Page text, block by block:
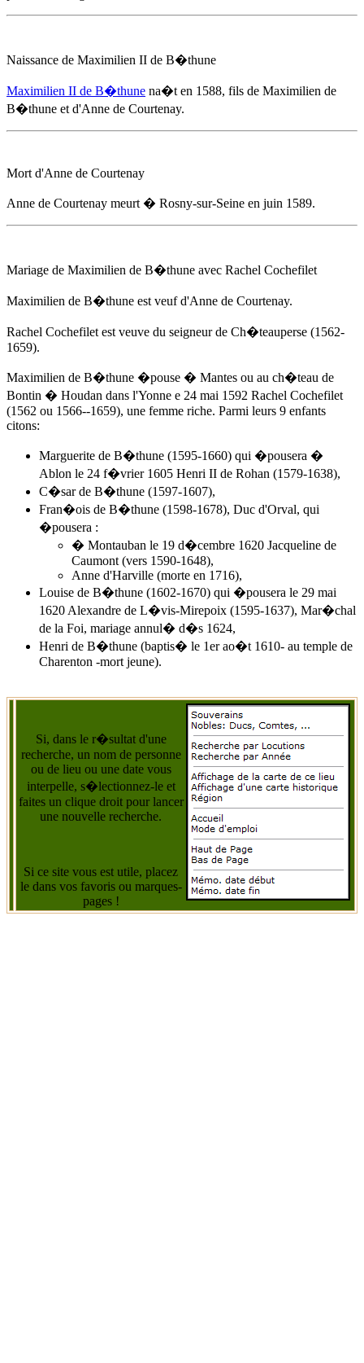
Naissance de Maximilien II de B�thune
Maximilien II de B�thune na�t en 1588, fils de Maximilien de
B�thune et d'Anne de Courtenay.
Mort d'Anne de Courtenay
Anne de Courtenay meurt � Rosny-sur-Seine en juin 1589.
Mariage de Maximilien de B�thune avec Rachel Cochefilet
Maximilien de B�thune est veuf d'Anne de Courtenay.
Rachel Cochefilet est veuve du seigneur de Ch�teauperse (1562-
1659).
Maximilien de B�thune �pouse � Mantes ou au ch�teau de
Bontin � Houdan dans l'Yonne e 24 mai 1592 Rachel Cochefilet
(1562 ou 1566--1659), une femme riche. Parmi leurs 9 enfants
citons:
Marguerite de B�thune (1595-1660) qui �pousera �
Ablon le 24 f�vrier 1605 Henri II de Rohan (1579-1638),
C�sar de B�thune (1597-1607),
Fran�ois de B�thune (1598-1678), Duc d'Orval, qui
�pousera :
� Montauban le 19 d�cembre 1620 Jacqueline de
Caumont (vers 1590-1648),
Anne d'Harville (morte en 1716),
Louise de B�thune (1602-1670) qui �pousera le 29 mai
1620 Alexandre de L�vis-Mirepoix (1595-1637), Mar�chal
de la Foi, mariage annul� d�s 1624,
Henri de B�thune (baptis� le 1er ao�t 1610- au temple de
Charenton -mort jeune).
Si, dans le r�sultat d'une
recherche, un nom de personne
ou de lieu ou une date vous
interpelle, s�lectionnez-le et
faites un clique droit pour lancer
une nouvelle recherche.
Si ce site vous est utile, placez
le dans vos favoris ou marques-
pages !